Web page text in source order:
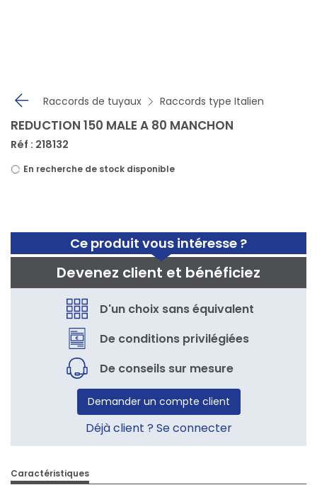
Raccords de tuyaux Raccords type Italien
Ce produit vous intéresse ?
Devenez client et bénéficiez
D'un choix sans équivalent
De conditions privilégiées
De conseils sur mesure
Demander un compte client
Déjà client ? Se connecter
REDUCTION 150 MALE A 80 MANCHON
Réf : 218132
En recherche de stock disponible
Caractéristiques